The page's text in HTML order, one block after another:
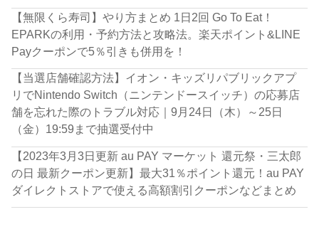
【無限くら寿司】やり方まとめ 1日2回 Go To Eat！
EPARKの利用・予約方法と攻略法。楽天ポイント&LINE
Payクーポンで5％引きも併用を！
【当選店舗確認方法】イオン・キッズリパブリックアプ
リでNintendo Switch（ニンテンドースイッチ）の応募店
舗を忘れた際のトラブル対応｜9月24日（木）～25日
（金）19:59まで抽選受付中
【2023年3月3日更新 au PAY マーケット 還元祭・三太郎
の日 最新クーポン更新】最大31％ポイント還元！au PAY
ダイレクトストアで使える高額割引クーポンなどまとめ